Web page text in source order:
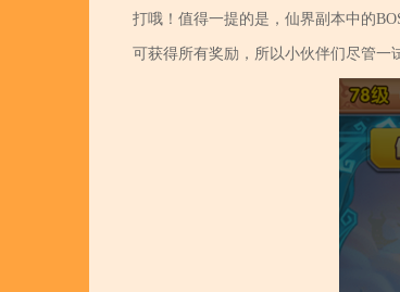
打哦！值得一提的是，仙界副本中的
可获得所有奖励，所以小伙伴们尽管一